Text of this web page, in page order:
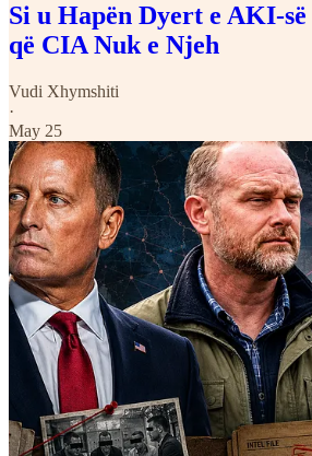
Si u Hapën Dyert e AKI-
që CIA Nuk e Njeh
Vudi Xhymshiti
·
May 25